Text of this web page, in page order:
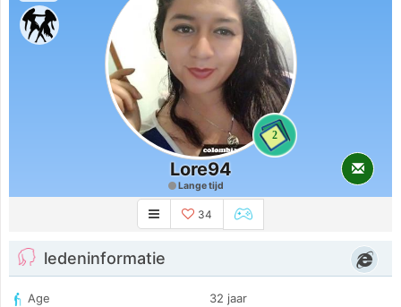
2
Lore94
Lange tijd
34
ledeninformatie
Age
32 jaar